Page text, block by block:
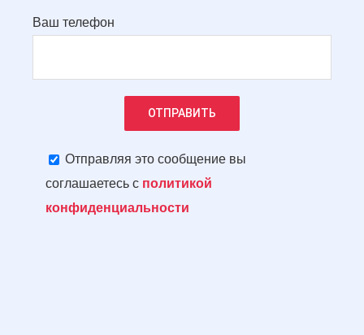
Ваш телефон
Отправляя это сообщение вы
соглашаетесь с политикой
конфиденциальности